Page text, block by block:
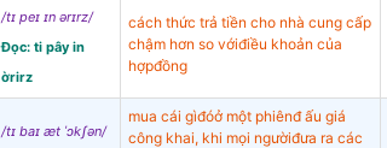
/tɪ peɪ ɪn ərɪrz/
Đọc: ti pây in
ờrirz
cách thức trả tiền cho nhà cung cấp
chậm hơn so vớiđiều khoản của
hợpđồng
/tɪ baɪ æt ˈɔkʃən/
mua cái gìđóở một phiênđ ấu giá
công khai, khi mọi ngườiđưa ra các